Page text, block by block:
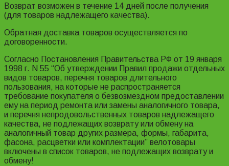
Возврат возможен в течение 14 дней после получения
(для товаров надлежащего качества).
Обратная доставка товаров осуществляется по
договоренности.
Согласно Постановления Правительства РФ от 19 января
1998 г. N 55 “Об утверждении Правил продажи отдельных
видов товаров, перечня товаров длительного
пользования, на которые не распространяется
требование покупателя о безвозмездном предоставлении
ему на период ремонта или замены аналогичного товара,
и перечня непродовольственных товаров надлежащего
качества, не подлежащих возврату или обмену на
аналогичный товар других размера, формы, габарита,
фасона, расцветки или комплектации” велотовары
включены в список товаров, не подлежащих возврату и
обмену!